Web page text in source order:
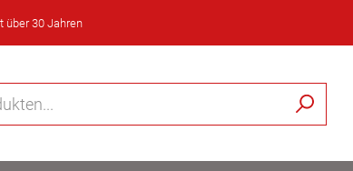
über 30 Jahren